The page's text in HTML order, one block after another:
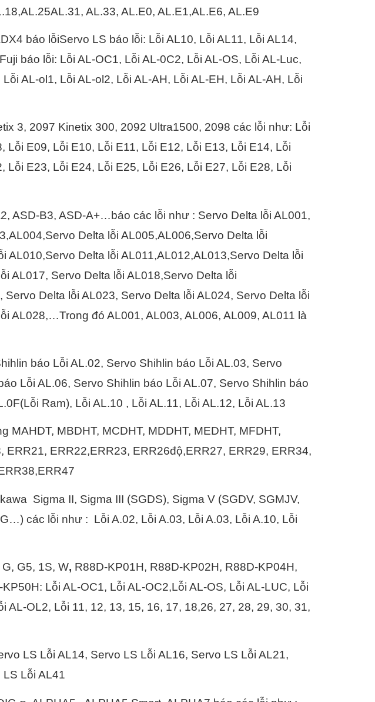
AL.33, AL.E0, AL.E1,AL.E6, AL.E9
báo lỗiServo LS báo lỗi: Lỗi AL10, Lỗi AL11, Lỗi AL14,
báo lỗi: Lỗi AL-OC1, Lỗi AL-0C2, Lỗi AL-OS, Lỗi AL-Luc,
AL-ol1, Lỗi AL-ol2, Lỗi AL-AH, Lỗi AL-EH, Lỗi AL-AH, Lỗi
3, 2097 Kinetix 300, 2092 Ultra1500, 2098 các lỗi như: Lỗi
E09, Lỗi E10, Lỗi E11, Lỗi E12, Lỗi E13, Lỗi E14, Lỗi
E23, Lỗi E24, Lỗi E25, Lỗi E26, Lỗi E27, Lỗi E28, Lỗi
ASD-B3, ASD-A+…báo các lỗi như : Servo Delta lỗi AL001,
Delta lỗi AL005,AL006,Servo Delta lỗi
AL010,Servo Delta lỗi AL011,AL012,AL013,Servo Delta lỗi
AL017, Servo Delta lỗi AL018,Servo Delta lỗi
Delta lỗi AL023, Servo Delta lỗi AL024, Servo Delta lỗi
AL028,…Trong đó AL001, AL003, AL006, AL009, AL011 là
báo Lỗi AL.02, Servo Shihlin báo Lỗi AL.03, Servo
Lỗi AL.06, Servo Shihlin báo Lỗi AL.07, Servo Shihlin báo
Ram), Lỗi AL.10 , Lỗi AL.11, Lỗi AL.12, Lỗi AL.13
MBDHT, MCDHT, MDDHT, MEDHT, MFDHT,
ERR22,ERR23, ERR26độ,ERR27, ERR29, ERR34,
Sigma II, Sigma III (SGDS), Sigma V (SGDV, SGMJV,
các lỗi như : Lỗi A.02, Lỗi A.03, Lỗi A.03, Lỗi A.10, Lỗi
G5, 1S, W, R88D-KP01H, R88D-KP02H, R88D-KP04H,
Lỗi AL-OC1, Lỗi AL-OC2,Lỗi AL-OS, Lỗi AL-LUC, Lỗi
AL-OL2, Lỗi 11, 12, 13, 15, 16, 17, 18,26, 27, 28, 29, 30, 31,
LS Lỗi AL14, Servo LS Lỗi AL16, Servo LS Lỗi AL21,
Lỗi AL41